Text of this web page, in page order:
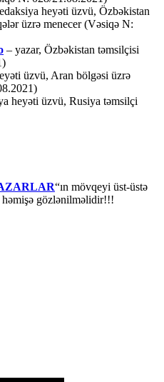
heyəti üzvü, Özbəkistan
üzrə menecer (Vəsiqə N:
– yazar, Özbəkistan təmsilçisi
üzvü, Aran bölgəsi üzrə
heyəti üzvü, Rusiya təmsilçi
“ın mövqeyi üst-üstə
həmişə gözlənilməlidir!!!